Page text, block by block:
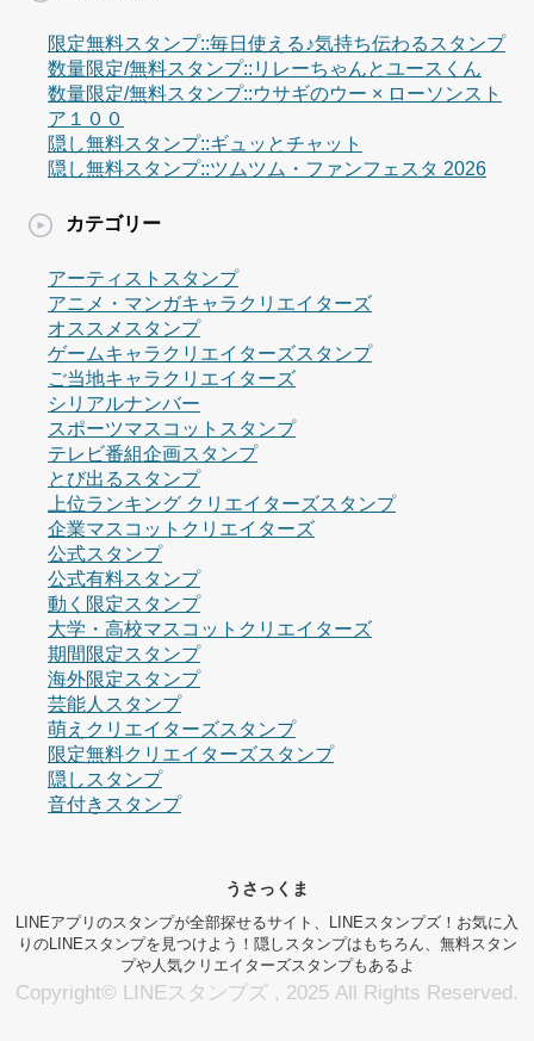
限定無料スタンプ::毎日使える♪気持ち伝わるスタンプ
数量限定/無料スタンプ::リレーちゃんとユースくん
数量限定/無料スタンプ::ウサギのウー × ローソンスト
ア１００
隠し無料スタンプ::ギュッとチャット
隠し無料スタンプ::ツムツム・ファンフェスタ 2026
カテゴリー
アーティストスタンプ
アニメ・マンガキャラクリエイターズ
オススメスタンプ
ゲームキャラクリエイターズスタンプ
ご当地キャラクリエイターズ
シリアルナンバー
スポーツマスコットスタンプ
テレビ番組企画スタンプ
とび出るスタンプ
上位ランキング クリエイターズスタンプ
企業マスコットクリエイターズ
公式スタンプ
公式有料スタンプ
動く限定スタンプ
大学・高校マスコットクリエイターズ
期間限定スタンプ
海外限定スタンプ
芸能人スタンプ
萌えクリエイターズスタンプ
限定無料クリエイターズスタンプ
隠しスタンプ
音付きスタンプ
うさっくま
LINEアプリのスタンプが全部探せるサイト、LINEスタンプズ！お気に入
りのLINEスタンプを見つけよう！隠しスタンプはもちろん、無料スタン
プや人気クリエイターズスタンプもあるよ
Copyright© LINEスタンプズ , 2025 All Rights Reserved.